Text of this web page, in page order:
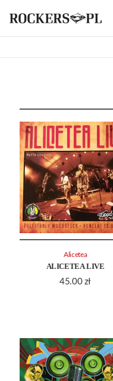
ALICETEA LIVE
45.00 zł
Alicetea